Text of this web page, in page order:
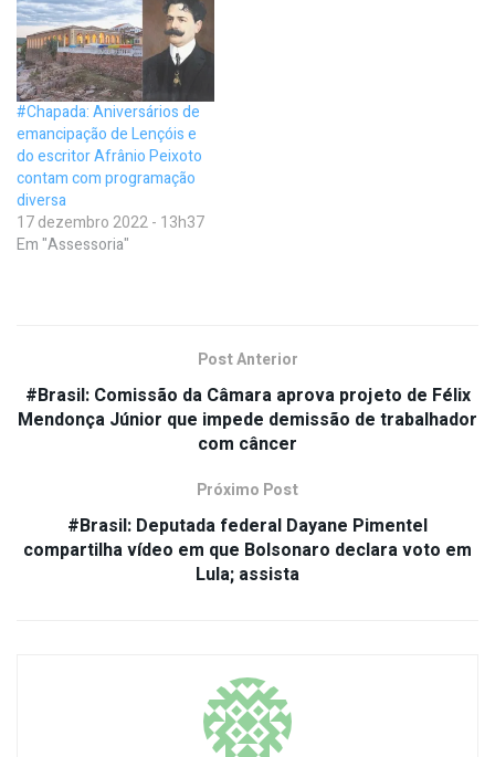
#Chapada: Aniversários de
emancipação de Lençóis e
do escritor Afrânio Peixoto
contam com programação
diversa
17 dezembro 2022 - 13h37
Em "Assessoria"
Post Anterior
#Brasil: Comissão da Câmara aprova projeto de Félix
Mendonça Júnior que impede demissão de trabalhador
com câncer
Próximo Post
#Brasil: Deputada federal Dayane Pimentel
compartilha vídeo em que Bolsonaro declara voto em
Lula; assista